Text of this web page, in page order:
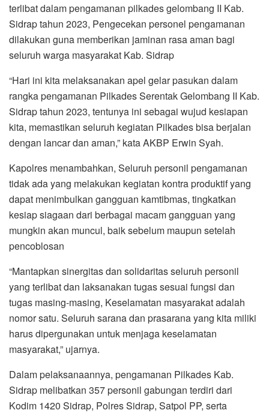
terlibat dalam pengamanan pilkades gelombang II Kab.
Sidrap tahun 2023, Pengecekan personel pengamanan
dilakukan guna memberikan jaminan rasa aman bagi
seluruh warga masyarakat Kab. Sidrap
“Hari ini kita melaksanakan apel gelar pasukan dalam
rangka pengamanan Pilkades Serentak Gelombang II Kab.
Sidrap tahun 2023, tentunya ini sebagai wujud kesiapan
kita, memastikan seluruh kegiatan Pilkades bisa berjalan
dengan lancar dan aman,” kata AKBP Erwin Syah.
Kapolres menambahkan, Seluruh personil pengamanan
tidak ada yang melakukan kegiatan kontra produktif yang
dapat menimbulkan gangguan kamtibmas, tingkatkan
kesiap siagaan dari berbagai macam gangguan yang
mungkin akan muncul, baik sebelum maupun setelah
pencoblosan
“Mantapkan sinergitas dan solidaritas seluruh personil
yang terlibat dan laksanakan tugas sesuai fungsi dan
tugas masing-masing, Keselamatan masyarakat adalah
nomor satu. Seluruh sarana dan prasarana yang kita miliki
harus dipergunakan untuk menjaga keselamatan
masyarakat,” ujarnya.
Dalam pelaksanaannya, pengamanan Pilkades Kab.
Sidrap melibatkan 357 personil gabungan terdiri dari
Kodim 1420 Sidrap, Polres Sidrap, Satpol PP, serta